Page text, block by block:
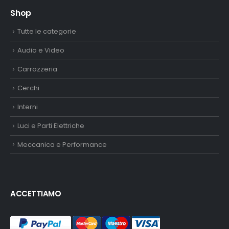
Shop
Tutte le categorie
Audio e Video
Carrozzeria
Cerchi
Interni
Luci e Parti Elettriche
Meccanica e Performance
ACCETTIAMO